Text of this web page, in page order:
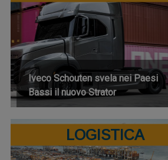
Iveco Schouten svela nei Paesi
Bassi il nuovo Strator
LOGISTICA